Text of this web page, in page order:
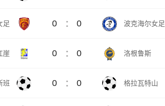
足 0 : 0 波克海尔女足
崖 0 : 0 洛根鲁斯
班 0 : 0 格拉瓦特山